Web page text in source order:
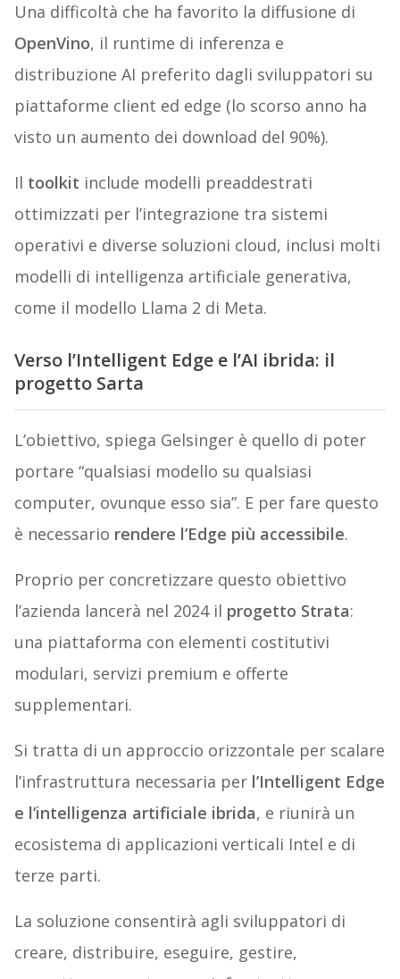
Una difficoltà che ha favorito la diffusione di
OpenVino, il runtime di inferenza e
distribuzione AI preferito dagli sviluppatori su
piattaforme client ed edge (lo scorso anno ha
visto un aumento dei download del 90%).
Il toolkit include modelli preaddestrati
ottimizzati per l’integrazione tra sistemi
operativi e diverse soluzioni cloud, inclusi molti
modelli di intelligenza artificiale generativa,
come il modello Llama 2 di Meta.
Verso l’Intelligent Edge e l’AI ibrida: il
progetto Sarta
L’obiettivo, spiega Gelsinger è quello di poter
portare “qualsiasi modello su qualsiasi
computer, ovunque esso sia”. E per fare questo
è necessario rendere l’Edge più accessibile.
Proprio per concretizzare questo obiettivo
l’azienda lancerà nel 2024 il progetto Strata:
una piattaforma con elementi costitutivi
modulari, servizi premium e offerte
supplementari.
Si tratta di un approccio orizzontale per scalare
l’infrastruttura necessaria perl’Intelligent Edge
e l’intelligenza artificiale ibrida, e riunirà un
ecosistema di applicazioni verticali Intel e di
terze parti.
La soluzione consentirà agli sviluppatori di
creare, distribuire, eseguire, gestire,